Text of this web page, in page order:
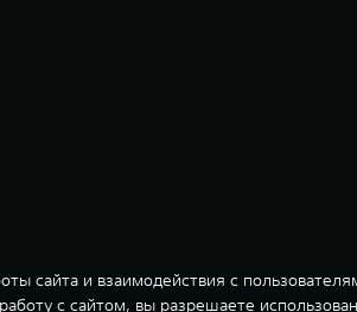
сайта и взаимодействия с
с сайтом, вы разрешаете